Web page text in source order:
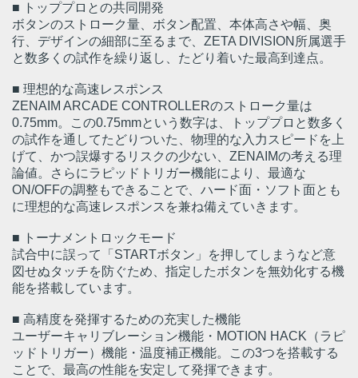
■ トッププロとの共同開発
ボタンのストローク量、ボタン配置、本体高さや幅、奥
行、デザインの細部に至るまで、ZETA DIVISION所属選手
と数多くの試作を繰り返し、たどり着いた最高到達点。
■ 理想的な高速レスポンス
ZENAIM ARCADE CONTROLLERのストローク量は
0.75mm。この0.75mmという数字は、トッププロと数多く
の試作を通してたどりついた、物理的な入力スピードを上
げて、かつ誤爆するリスクの少ない、ZENAIMの考える理
論値。さらにラピッドトリガー機能により、最適な
ON/OFFの調整もできることで、ハード面・ソフト面とも
に理想的な高速レスポンスを兼ね備えていきます。
■ トーナメントロックモード
試合中に誤って「STARTボタン」を押してしまうなど意
図せぬタッチを防ぐため、指定したボタンを無効化する機
能を搭載しています。
■ 高精度を発揮するための充実した機能
ユーザーキャリブレーション機能・MOTION HACK（ラピ
ッドトリガー）機能・温度補正機能。この3つを搭載する
ことで、最高の性能を安定して発揮できます。